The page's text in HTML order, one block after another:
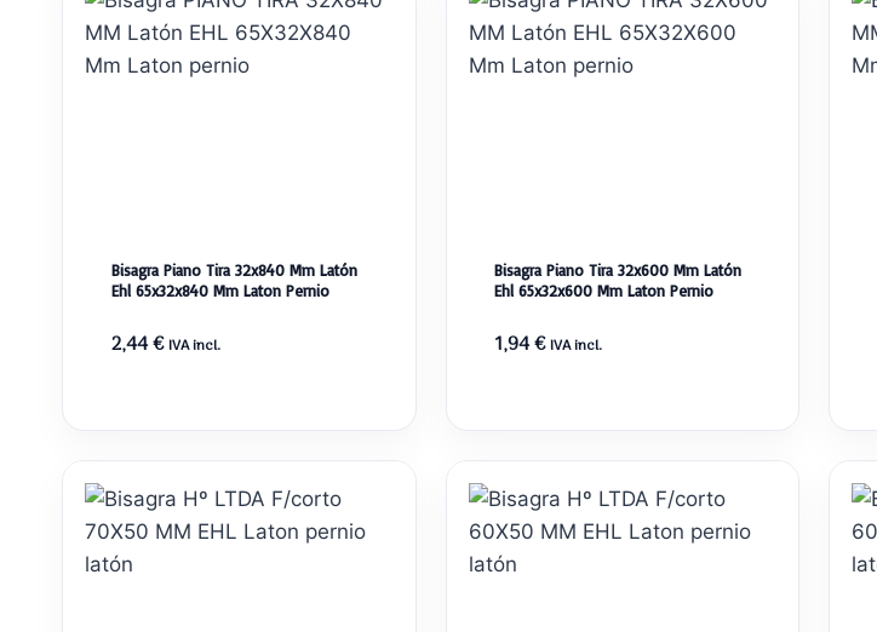
Bisagra Piano Tira 32x840 Mm Latón
Ehl 65x32x840 Mm Laton Pernio
2,44€ IVA incl.
Bisagra Piano Tira 32x600 Mm Latón
Ehl 65x32x600 Mm Laton Pernio
1,94€ IVA incl.